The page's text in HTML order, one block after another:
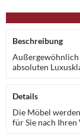
Beschreibung
absoluten
Details
Die Möbel
für Sie nach Ihren